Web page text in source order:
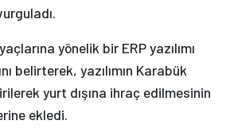
yönelik bir ERP yazılımı
belirterek, yazılımın Karabük
yurt dışına ihraç edilmesinin
ekledi.